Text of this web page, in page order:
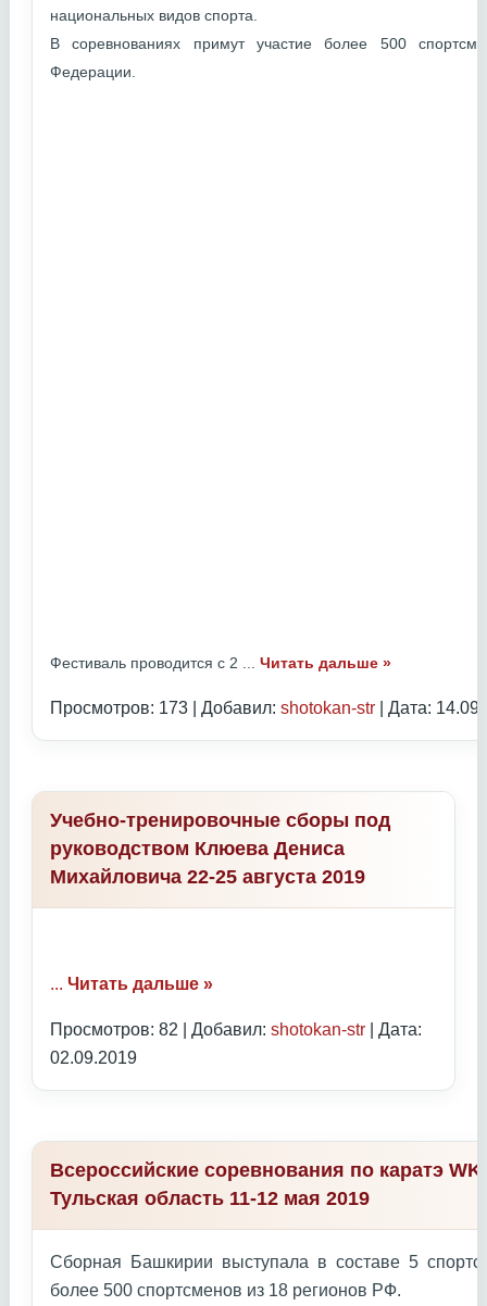
национальных видов спорта.
В соревнованиях примут участие более 500
Федерации.
Фестиваль проводится с 2 Читать дальше »
Просмотров: 173 | Добавил: shotokan-str | Дата:
Учебно-тренировочные сборы под
руководством Клюева Дениса
Михайловича 22-25 августа 2019
... Читать дальше »
Просмотров: 82 | Добавил: shotokan-str | Дата:
02.09.2019
Всероссийские соревнования по каратэ
Тульская область 11-12 мая 2019
Сборная Башкирии выступала в составе 5
более 500 спортсменов из 18 регионов РФ.